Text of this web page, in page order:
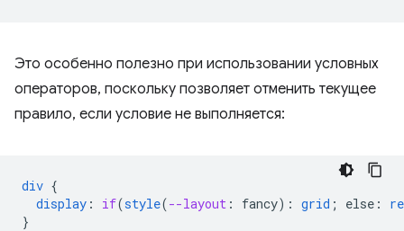
Это особенно полезно при использовании условных
операторов, поскольку позволяет отменить текущее
правило, если условие не выполняется:
div {
display : if(style(--layout : fancy) : grid ; else :
}